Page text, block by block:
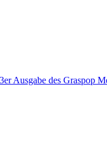
Ausgabe des Graspop